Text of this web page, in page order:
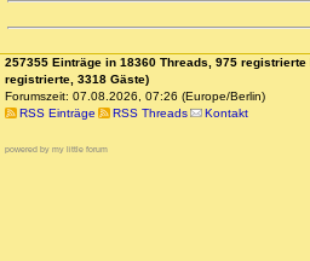
257355 Einträge in 18360 Threads, 975 registrierte
registrierte, 3318 Gäste)
Forumszeit: 07.08.2026, 07:26 (Europe/Berlin)
RSS Einträge
RSS Threads Kontakt
powered by my little forum